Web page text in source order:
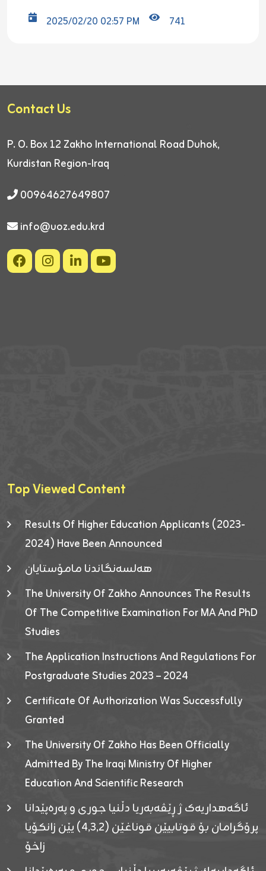
2025/02/20 02:57 PM 741
Contact Us
P. O. Box 12 Zakho International Road Duhok,
Kurdistan Region-Iraq
00964627649807
info@uoz.edu.krd
Top Viewed Content
Results Of Higher Education Applicants (2023-
2024) Have Been Announced
هەلسەنگاندنا مامۆستایان
The University Of Zakho Announces The Results
Of The Competitive Examination For MA And PhD
Studies
The Application Instructions And Regulations For
Postgraduate Studies 2023 – 2024
Certificate Of Authorization Was Successfully
Granted
The University Of Zakho Has Been Officially
Admitted By The Iraqi Ministry Of Higher
Education And Scientific Research
ئاگەهداریەک ژ ڕێڤەبەریا دڵنیا جوری و پەرەپێدانا
پرۆگرامان بۆ قوتابیێن قوناغێن (٤٫٣٫٢) یێن زانکۆیا
زاخۆ